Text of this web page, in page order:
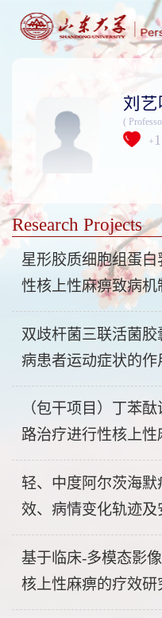
刘艺
(
+
Research Projects
星形胶质细胞组蛋
性核上性麻痹致病机
双歧杆菌三联活菌
病患者运动症状的
（包干项目）丁苯
路治疗进行性核上
轻、中度阿尔茨海
效、病情变化轨迹
基于临床-多模态影
核上性麻痹的疗效研